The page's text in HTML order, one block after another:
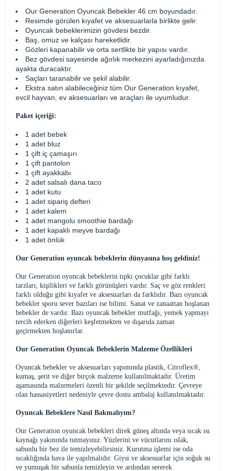
Our Generation Oyuncak Bebekler 46 cm boyundadır.
Resimde görülen kıyafet ve aksesuarlarla birlikte gelir.
Oyuncak bebeklerimizin gövdesi bezdir.
Baş, omuz ve kalçası hareketlidir.
Gözleri kapanabilir ve orta sertlikte bir yapısı vardır.
Bez gövdesi sayesinde ağırlık merkezini ayarladığınızda
ayakta duracaktır.
Saçları taranabilir ve şekil alabilir.
Ekstra satın alabileceğiniz tüm Our Generation kıyafet,
evcil hayvan, ev aksesuarları ve araçları ile uyumludur.
Paket içeriği:
1 adet bebek
1 adet bluz
1 çift iç çamaşırı
1 çift pantolon
1 çift ayakkabı
2 adet salsalı dana taco
1 adet kutu
1 adet sipariş defteri
1 adet kalem
1 adet mangolu smoothie bardağı
1 adet kapaklı meyve bardağı
1 adet önlük
Our Generation oyuncak bebeklerin dünyasına hoş geldiniz!
Our Generation oyuncak bebeklerin tıpkı çocuklar gibi farklı
tarzları, kişilikleri ve farklı görünüşleri vardır. Saç ve göz renkleri
farklı olduğu gibi kıyafet ve aksesuarları da farklıdır. Bazı oyuncak
bebekler sporu sever bazıları ise bilimi. Sanat ve zanaattan hoşlanan
bebekler de vardır. Bazı oyuncak bebekler mutfağı, yemek yapmayı
tercih ederken diğerleri keşfetmekten ve dışarıda zaman
geçirmekten hoşlanırlar.
Our Generation Oyuncak Bebeklerin Malzeme Özellikleri
Oyuncak bebekler ve aksesuarları yapımında plastik, Citroflex®,
kumaş, şerit ve diğer birçok malzeme kullanılmaktadır. Üretim
aşamasında malzemeleri özenli bir şekilde seçilmektedir. Çevreye
olan hassasiyetleri nedeniyle çevre dostu ambalaj kullanılmaktadır.
Oyuncak Bebeklere Nasıl Bakmalıyım?
Our Generation oyuncak bebekleri direk güneş altında veya sıcak ısı
kaynağı yakınında tutmayınız. Yüzlerini ve vücutlarını ıslak,
sabunlu bir bez ile temizleyebilirsiniz. Kurutma işlemi ise oda
sıcaklığında hava ile yapılmalıdır. Giysi ve aksesuarlar için soğuk su
ve yumuşak bir sabunla temizleyin ve ardından sererek